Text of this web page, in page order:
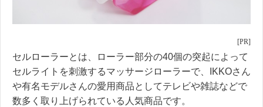
セルローラーとは、ローラー部分の40個の突起によって
セルライトを刺激するマッサージローラーで、IKKOさん
や有名モデルさんの愛用商品としてテレビや雑誌などで
数多く取り上げられている人気商品です。